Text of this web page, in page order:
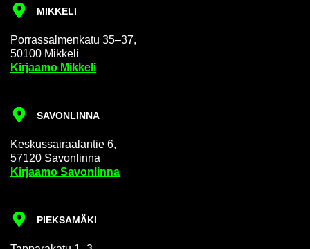
MIK­KE­LI
Por­ras­sal­men­ka­tu 35–37,
50100 Mik­ke­li
Kir­jaa­mo Mik­ke­li
SA­VON­LIN­NA
Kes­kus­sai­raa­lan­tie 6,
57120 Sa­von­lin­na
Kir­jaa­mo Sa­von­lin­na
PIEK­SA­MÄ­KI